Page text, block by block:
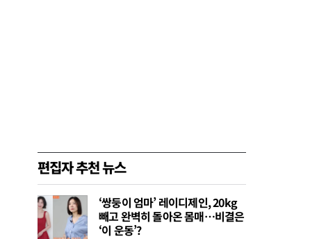
편집자 추천 뉴스
‘쌍둥이 엄마’ 레이디제인, 20kg
빼고 완벽히 돌아온 몸매…비결은
‘이 운동’?